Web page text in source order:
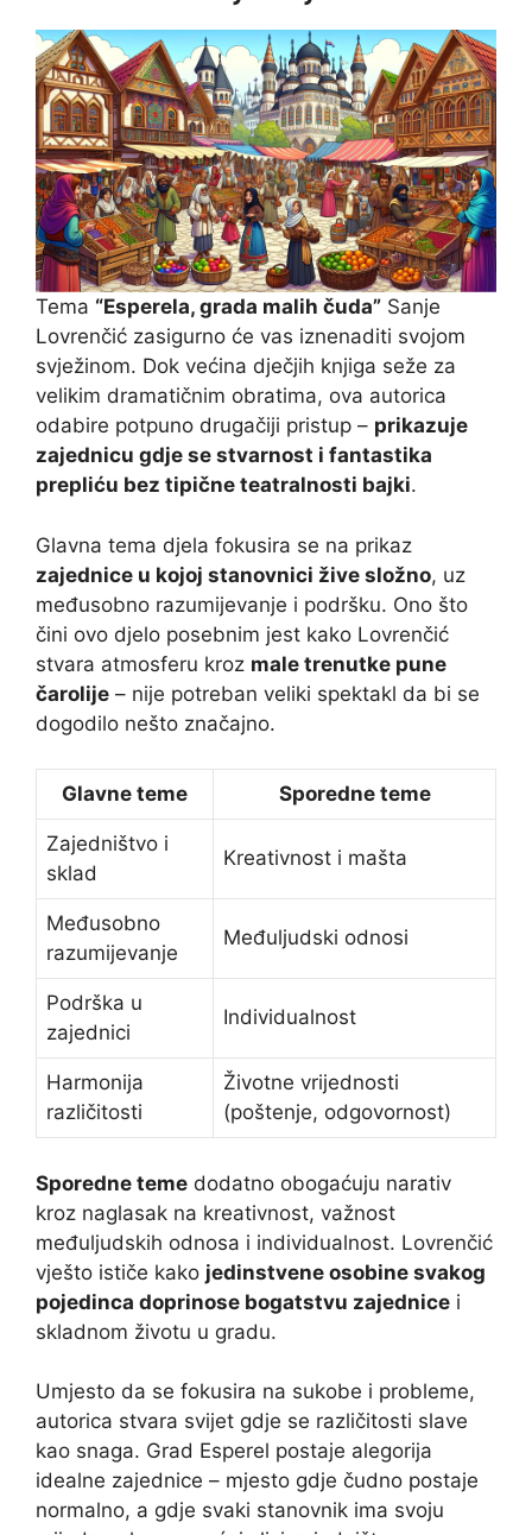
Tema “Esperela, grada malih čuda” Sanje
Lovrenčić zasigurno će vas iznenaditi svojom
svježinom. Dok većina dječjih knjiga seže za
velikim dramatičnim obratima, ova autorica
odabire potpuno drugačiji pristup – prikazuje
zajednicu gdje se stvarnost i fantastika
prepliću bez tipične teatralnosti bajki.
Glavna tema djela fokusira se na prikaz
zajednice u kojoj stanovnici žive složno, uz
međusobno razumijevanje i podršku. Ono što
čini ovo djelo posebnim jest kako Lovrenčić
stvara atmosferu kroz male trenutke pune
čarolije – nije potreban veliki spektakl da bi se
dogodilo nešto značajno.
Glavne teme Sporedne teme
Zajedništvo i
sklad
Kreativnost i mašta
Međusobno
razumijevanje
Međuljudski odnosi
Podrška u
zajednici
Individualnost
Harmonija
različitosti
Životne vrijednosti
(poštenje, odgovornost)
Sporedne teme dodatno obogaćuju narativ
kroz naglasak na kreativnost, važnost
međuljudskih odnosa i individualnost. Lovrenčić
vješto ističe kako jedinstvene osobine svakog
pojedinca doprinose bogatstvu zajednice i
skladnom životu u gradu.
Umjesto da se fokusira na sukobe i probleme,
autorica stvara svijet gdje se različitosti slave
kao snaga. Grad Esperel postaje alegorija
idealne zajednice – mjesto gdje čudno postaje
normalno, a gdje svaki stanovnik ima svoju